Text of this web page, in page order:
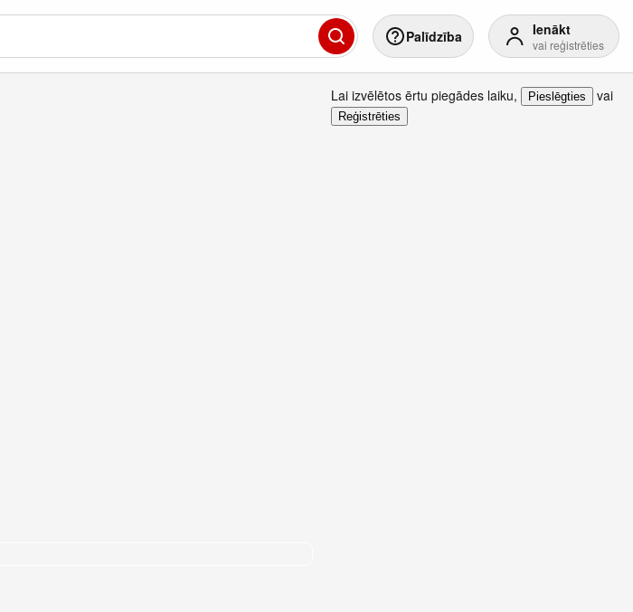
Palīdzība Ienākt
vai reģistrēties
Lai izvēlētos ērtu piegādes laiku, Pieslēgties vai
Reģistrēties